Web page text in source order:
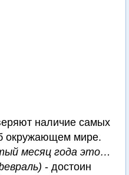
наличие самых
окружающем мире.
месяц года это…
- достоин